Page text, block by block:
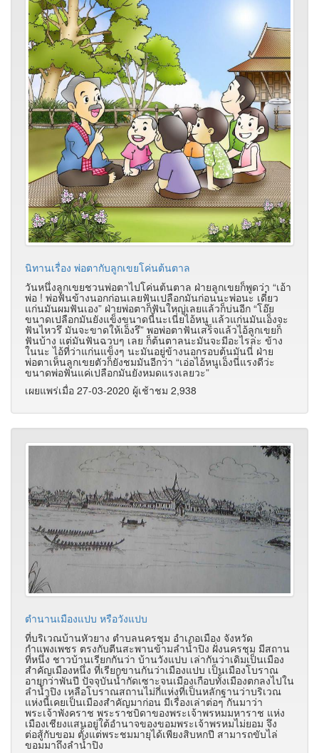
นิทานเรื่อง พ่อตากับลูกเขยโค่นต้นตาล
วันหนึ่งลูกเขยชวนพ่อตาไปโค่นต้นตาล ฝ่ายลูกเขยก็พูดว่า “เอ้า
พ่อ ! พ่อฟันข้างนอกก่อนเลยฟันเปลือกมันก่อนนะพ่อนะ เดี๋ยว
แก่นมันผมฟันเอง” ฝ่ายพ่อตาก็ฟันใหญ่เลยแล้วก็บ่นอีก “โอ๊ย
ขนาดเปลือกมันยังแข็งขนาดนี้นะเนี่ยไอ้หนู แล้วแก่นมันเอ็งจะ
ฟันไหวรึ มันจะขาดให้เอ็งรึ” พอพ่อตาฟันเสร็จแล้วไอ้ลูกเขยก็
ฟันบ้าง แต่มันฟันฉวบๆ เลย ก็ต้นตาลนะมันจะมีอะไรล่ะ ข้าง
ในนะ ไอ้ที่ว่าแก่นแข็งๆ นะมันอยู่ข้างนอกรอบต้นมันนี่ ฝ่าย
พ่อตาเห็นลูกเขยตัวก็ยังชมมันอีกว่า “เอ่อไอ้หนูเอ็งนี่แรงดีว่ะ
ขนาดพ่อฟันแค่เปลือกมันยังหมดแรงเลยวะ”
เผยแพร่เมื่อ 27-03-2020 ผู้เช้าชม 2,938
ตำนานเมืองแปบ หรือวังแปบ
ที่บริเวณบ้านหัวยาง ตำบลนครชุม อำเภอเมือง จังหวัด
กำแพงเพชร ตรงกับตีนสะพานข้ามลำน้ำปิง ฝั่งนครชุม มีสถาน
ที่หนึ่ง ชาวบ้านเรียกกันว่า บ้านวังแปบ เล่ากันว่าเดิมเป็นเมือง
สำคัญเมืองหนึ่ง ที่เรียกขานกันว่าเมืองแปบ เป็นเมืองโบราณ
อายุกว่าพันปี ปัจจุบันน้ำกัดเซาะจนเมืองเกือบทั้งเมืองตกลงไปใน
ลำน้ำปิง เหลือโบราณสถานไม่กี่แห่งที่เป็นหลักฐานว่าบริเวณ
แห่งนี้เคยเป็นเมืองสำคัญมาก่อน มีเรื่องเล่าต่อๆ กันมาว่า
พระเจ้าพังคราช พระราชบิดาของพระเจ้าพรหมมหาราช แห่ง
เมืองเชียงแสนอยู่ใต้อำนาจของขอมพระเจ้าพรหมไม่ยอม จึง
ต่อสู้กับขอม ตั้งแต่พระชมมายุได้เพียงสิบหกปี สามารถขับไล่
ขอมมาถึงลำน้ำปิง